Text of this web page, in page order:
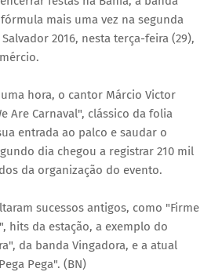
mais uma vez na segunda
2016, nesta terça-feira (29),
hora, o cantor Márcio Victor
Are Carnaval", clássico da folia
entrada ao palco e saudar o
dia chegou a registrar 210 mil
da organização do evento.
sucessos antigos, como "Firme
hits da estação, a exemplo do
da banda Vingadora, e a atual
Pega". (BN)